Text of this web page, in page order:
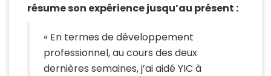
résume son expérience jusqu’au présent :
« En termes de développement
professionnel, au cours des deux
dernières semaines, j’ai aidé YIC à